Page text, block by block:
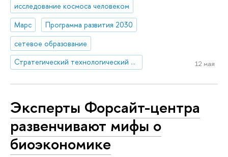
исследование космоса человеком
Марс
Программа развития 2030
сетевое образование
Стратегический технологический проект «Национальный центр социально-экономического и научно-технологического прогнозирования»
12 мая
Эксперты Форсайт-центра
развенчивают мифы о
биоэкономике